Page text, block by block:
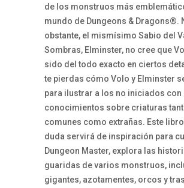
de los monstruos más
mundo de Dungeons & Dragons®.
obstante, el mismísimo Sabio del
Sombras, Elminster, no cree que
sido del todo exacto en ciertos
te pierdas cómo Volo y Elminster
para ilustrar a los no iniciados con
conocimientos sobre criaturas
comunes como extrañas. Este
duda servirá de inspiración para
Dungeon Master, explora las
guaridas de varios monstruos,
gigantes, azotamentes, orcos y